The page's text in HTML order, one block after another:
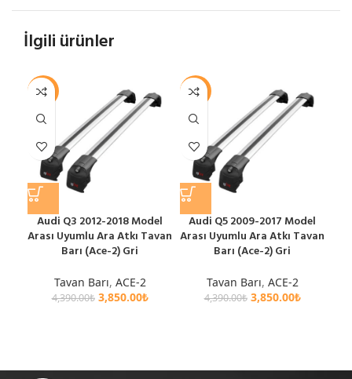
İlgili ürünler
-12%
Audi Q3 2012-2018 Model
Arası Uyumlu Ara Atkı Tavan
Barı (Ace-2) Gri
Tavan Barı, ACE-2
4,390.00₺ 3,850.00₺
-12%
Audi Q5 2009-2017 Model
Arası Uyumlu Ara Atkı Tavan
Barı (Ace-2) Gri
Tavan Barı, ACE-2
4,390.00₺ 3,850.00₺